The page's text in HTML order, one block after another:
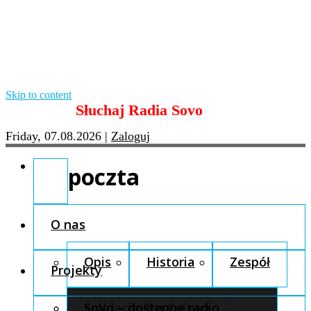
Skip to content
Słuchaj Radia Sovo
Friday, 07.08.2026 | Zaloguj
O nas
Opis Historia Zespół
Fundacja Pro Cultura
Projekty
SoVo – dostępne radio
poczta